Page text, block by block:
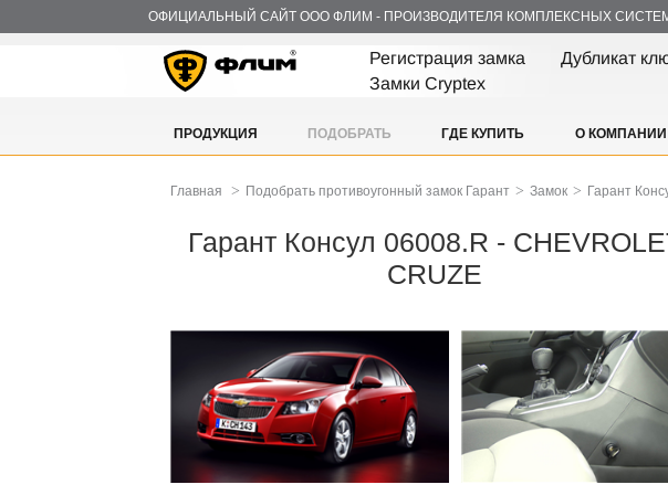
ОФИЦИАЛЬНЫЙ САЙТ ООО ФЛИМ - ПРОИЗВОДИТЕЛЯ КОМПЛЕКСНЫХ
Регистрация замка Дубликат
Замки Cryptex
ПРОДУКЦИЯ ПОДОБРАТЬ ГДЕ КУПИТЬ О КОМПАНИИ
Главная > Подобрать противоугонный замок Гарант > Замок > Гарант
Гарант Консул 06008.R -
CRUZE